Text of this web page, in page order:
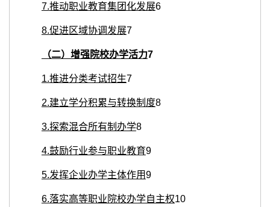
7.推动职业教育集团化发展6
8.促进区域协调发展7
（二）增强院校办学活力7
1.推进分类考试招生7
2.建立学分积累与转换制度8
3.探索混合所有制办学8
4.鼓励行业参与职业教育9
5.发挥企业办学主体作用9
6.落实高等职业院校办学自主权10